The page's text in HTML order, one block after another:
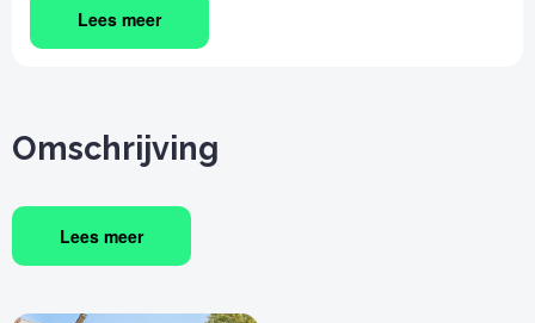
Lees meer
Omschrijving
Lees meer